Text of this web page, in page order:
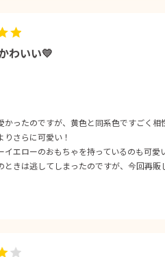
わいい💛
かったのですが、黄色と同系色ですごく
りさらに可愛い！
イエローのおもちゃを持っているのも可愛
ときは逃してしまったのですが、今回再